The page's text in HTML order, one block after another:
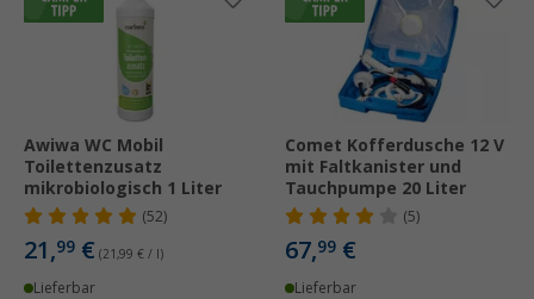
Awiwa WC Mobil
Toilettenzusatz
mikrobiologisch 1 Liter
(52)
21,99 € (21,99 € / l)
Lieferbar
Comet Kofferdusche 12 V
mit Faltkanister und
Tauchpumpe 20 Liter
(5)
67,99 €
Lieferbar